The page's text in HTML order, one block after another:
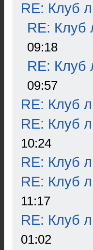
RE: Клуб
RE: Клуб
09:18
RE: Клуб
09:57
RE: Клуб
RE: Клуб
10:24
RE: Клуб
RE: Клуб
11:17
RE: Клуб
01:02